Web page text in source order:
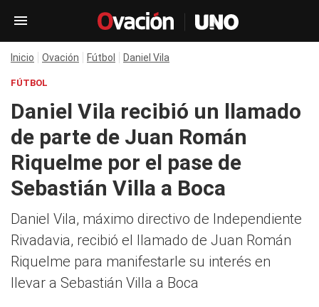
Inicio Ovación Fútbol Daniel Vila
FÚTBOL
Daniel Vila recibió un llamado
de parte de Juan Román
Riquelme por el pase de
Sebastián Villa a Boca
Daniel Vila, máximo directivo de Independiente
Rivadavia, recibió el llamado de Juan Román
Riquelme para manifestarle su interés en
llevar a Sebastián Villa a Boca